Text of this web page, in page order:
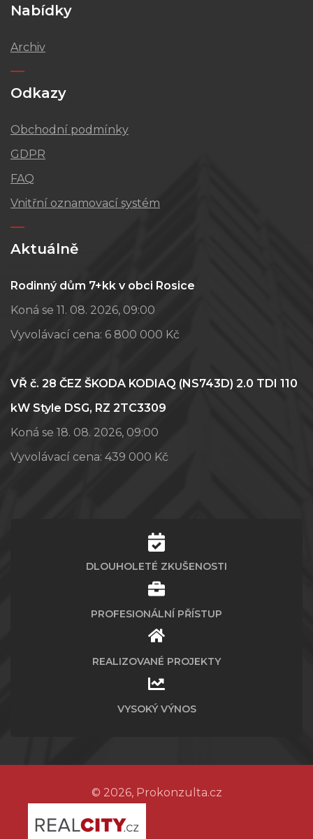
Nabídky
Archiv
Odkazy
Obchodní podmínky
GDPR
FAQ
Vnitřní oznamovací systém
Aktuálně
Rodinný dům 7+kk v obci Rosice
Koná se 11. 08. 2026, 09:00
Vyvolávací cena: 6 800 000 Kč
VŘ č. 28 ČEZ ŠKODA KODIAQ (NS743D) 2.0 TDI 110
kW Style DSG, RZ 2TC3309
Koná se 18. 08. 2026, 09:00
Vyvolávací cena: 439 000 Kč
DLOUHOLETÉ ZKUŠENOSTI
PROFESIONÁLNÍ PŘÍSTUP
REALIZOVANÉ PROJEKTY
VYSOKÝ VÝNOS
© 2026, Prokonzulta.cz